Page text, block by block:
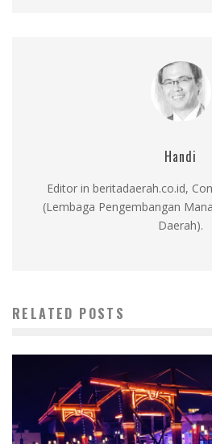
Handi
Editor in beritadaerah.co.id,
(Lembaga Pengembangan
Daerah).
RELATED POSTS